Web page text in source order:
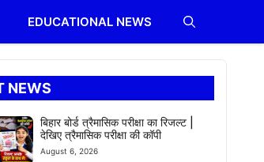
EDUCATIONAL NEWS
NEWS
बिहार बोर्ड त्रैमासिक परीक्षा का रिजल्ट |
देखिए त्रैमासिक परीक्षा की कॉपी
August 6, 2026